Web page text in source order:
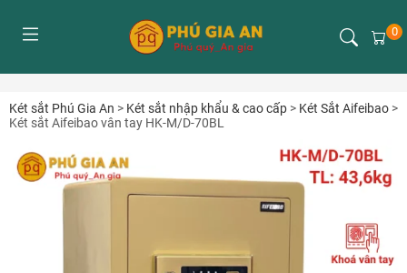
0
Két sắt Phú Gia An > Két sắt nhập khẩu & cao cấp > Két Sắt Aifeibao >
Két sắt Aifeibao vân tay HK-M/D-70BL